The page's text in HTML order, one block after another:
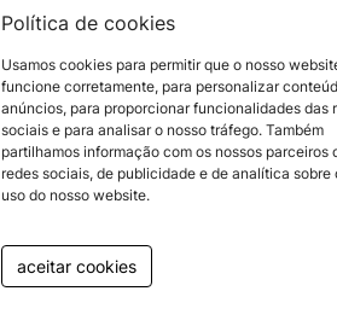
Política de cookies
Usamos cookies para permitir que o nosso
funcione corretamente, para personalizar
anúncios, para proporcionar funcionalidades das
sociais e para analisar o nosso tráfego. Também
partilhamos informação com os nossos parceiros
redes sociais, de publicidade e de analítica sobre
uso do nosso website.
aceitar cookies